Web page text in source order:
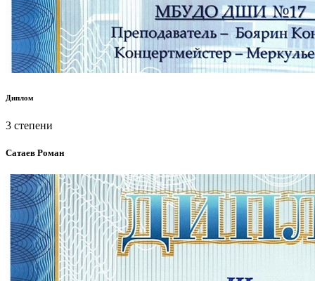
Диплом
3 степени
Сатаев Роман